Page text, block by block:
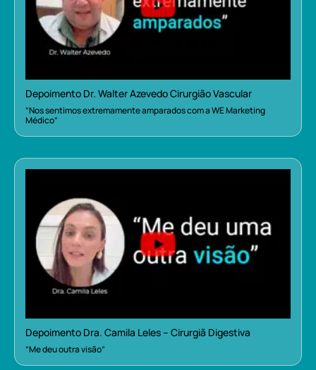
Depoimento Dr. Walter Azevedo Cirurgião Vascular
“Nos sentimos extremamente amparados com a WE Marketing
Médico”
Depoimento Dra. Camila Leles – Cirurgiã Digestiva
“Me deu outra visão”